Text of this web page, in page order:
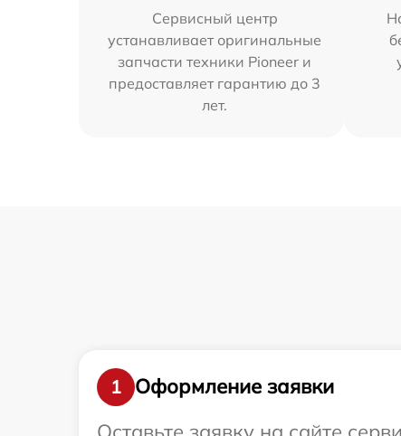
Сервисный центр
устанавливает оригинальные
запчасти техники Pioneer и
предоставляет гарантию до 3
лет.
1
Оформление заявки